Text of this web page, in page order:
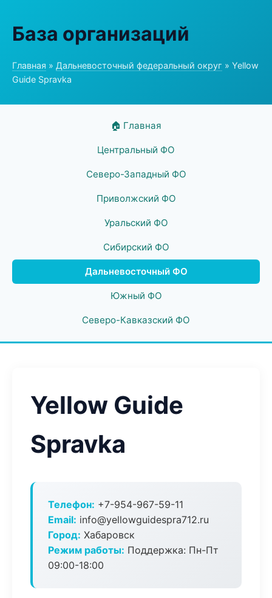
База организаций
Главная » Дальневосточный федеральный округ » Yellow
Guide Spravka
🏠 Главная
Центральный ФО
Северо-Западный ФО
Приволжский ФО
Уральский ФО
Сибирский ФО
Дальневосточный ФО
Южный ФО
Северо-Кавказский ФО
Yellow Guide
Spravka
Телефон: +7-954-967-59-11
Email: info@yellowguidespra712.ru
Город: Хабаровск
Режим работы: Поддержка: Пн-Пт
09:00-18:00